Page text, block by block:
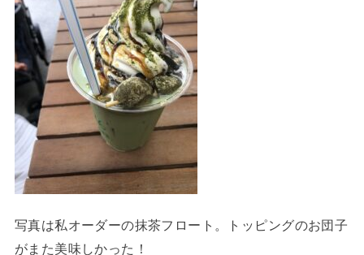
写真は私オーダーの抹茶フロート。トッピングのお団子
がまた美味しかった！